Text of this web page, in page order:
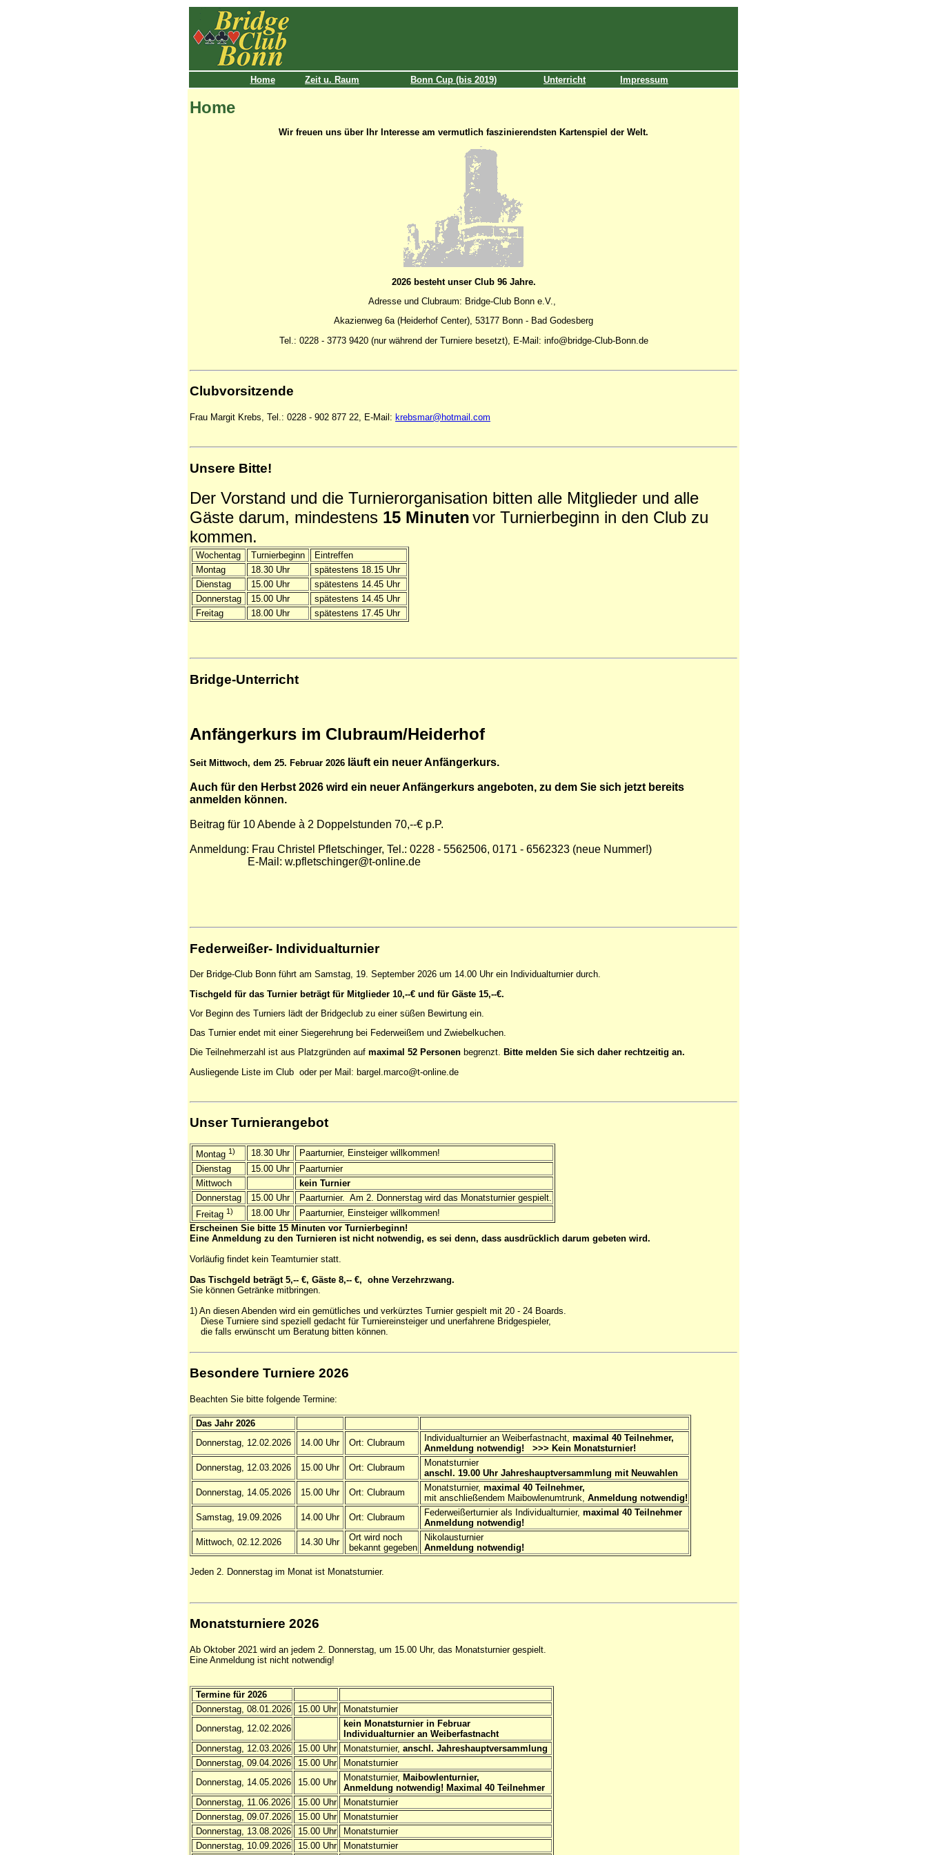
Home Zeit u. Raum Bonn Cup (bis 2019) Unterricht Impressum
Home
Wir freuen uns über Ihr Interesse am vermutlich faszinierendsten Kartenspiel der Welt.
2026 besteht unser Club 96 Jahre.
Adresse und Clubraum: Bridge-Club Bonn e.V.,
Akazienweg 6a (Heiderhof Center), 53177 Bonn - Bad Godesberg
Tel.: 0228 - 3773 9420 (nur während der Turniere besetzt), E-Mail: info@bridge-Club-Bonn.de
Clubvorsitzende
Frau Margit Krebs, Tel.: 0228 - 902 877 22, E-Mail: krebsmar@hotmail.com
Unsere Bitte!
Der Vorstand und die Turnierorganisation bitten alle Mitglieder und alle
Gäste darum, mindestens 15 Minutenvor Turnierbeginn in den Club zu
kommen.
Wochentag Turnierbeginn
Eintreffen
Montag
18.30 Uhr
spätestens 18.15 Uhr
Dienstag
15.00 Uhr
spätestens 14.45 Uhr
Donnerstag
15.00 Uhr
spätestens 14.45 Uhr
Freitag
18.00 Uhr spätestens 17.45 Uhr
Bridge-Unterricht
Anfängerkurs im Clubraum/Heiderhof
Seit Mittwoch, dem 25. Februar 2026 läuft ein neuer Anfängerkurs.
Auch für den Herbst 2026 wird ein neuer Anfängerkurs angeboten, zu dem Sie sich jetzt bereits
anmelden können.
Beitrag für 10 Abende à 2 Doppelstunden 70,--€ p.P.
Anmeldung: Frau Christel Pfletschinger, Tel.: 0228 - 5562506, 0171 - 6562323 (neue Nummer!)
E-Mail: w.pfletschinger@t-online.de
Federweißer- Individualturnier
Der Bridge-Club Bonn führt am Samstag, 19. September 2026 um 14.00 Uhr ein Individualturnier durch.
Tischgeld für das Turnier beträgt für Mitglieder 10,--€ und für Gäste 15,--€.
Vor Beginn des Turniers lädt der Bridgeclub zu einer süßen Bewirtung ein.
Das Turnier endet mit einer Siegerehrung bei Federweißem und Zwiebelkuchen.
Die Teilnehmerzahl ist aus Platzgründen auf maximal 52 Personen begrenzt. Bitte melden Sie sich daher rechtzeitig an.
Ausliegende Liste im Club oder per Mail: bargel.marco@t-online.de
Unser Turnierangebot
Montag 1) 18.30 Uhr
Paarturnier, Einsteiger willkommen!
Dienstag
15.00 Uhr
Paarturnier
Mittwoch
kein Turnier
Donnerstag
15.00 Uhr
Paarturnier. Am 2. Donnerstag wird das Monatsturnier gespielt.
Freitag 1) 18.00 Uhr
Paarturnier, Einsteiger willkommen!
Erscheinen Sie bitte 15 Minuten vor Turnierbeginn!
Eine Anmeldung zu den Turnieren ist nicht notwendig, es sei denn, dass ausdrücklich darum gebeten wird.
Vorläufig findet kein Teamturnier statt.
Das Tischgeld beträgt 5,-- €, Gäste 8,-- €, ohne Verzehrzwang.
Sie können Getränke mitbringen.
1) An diesen Abenden wird ein gemütliches und verkürztes Turnier gespielt mit 20 - 24 Boards.
Diese Turniere sind speziell gedacht für Turniereinsteiger und unerfahrene Bridgespieler,
die falls erwünscht um Beratung bitten können.
Besondere Turniere 2026
Beachten Sie bitte folgende Termine:
Das Jahr 2026
Donnerstag, 12.02.2026
14.00 Uhr Ort: Clubraum Individualturnier an Weiberfastnacht, maximal 40 Teilnehmer,
Anmeldung notwendig! >>> Kein Monatsturnier!
Donnerstag, 12.03.2026
15.00 Uhr Ort: Clubraum
Monatsturnier
anschl. 19.00 Uhr Jahreshauptversammlung mit Neuwahlen
Donnerstag, 14.05.2026
15.00 Uhr Ort: Clubraum Monatsturnier, maximal 40 Teilnehmer,
mit anschließendem Maibowlenumtrunk, Anmeldung notwendig!
Samstag, 19.09.2026
14.00 Uhr Ort: Clubraum Federweißerturnier als Individualturnier, maximal 40 Teilnehmer
Anmeldung notwendig!
Mittwoch, 02.12.2026
14.30 Uhr
Ort wird noch
bekannt gegeben
Nikolausturnier
Anmeldung notwendig!
Jeden 2. Donnerstag im Monat ist Monatsturnier.
Monatsturniere 2026
Ab Oktober 2021 wird an jedem 2. Donnerstag, um 15.00 Uhr, das Monatsturnier gespielt.
Eine Anmeldung ist nicht notwendig!
Termine für 2026
Donnerstag, 08.01.2026
15.00 Uhr
Monatsturnier
Donnerstag, 12.02.2026
kein Monatsturnier in Februar
Individualturnier an Weiberfastnacht
Donnerstag, 12.03.2026
15.00 Uhr Monatsturnier, anschl. Jahreshauptversammlung
Donnerstag, 09.04.2026
15.00 Uhr
Monatsturnier
Donnerstag, 14.05.2026
15.00 Uhr Monatsturnier, Maibowlenturnier,
Anmeldung notwendig! Maximal 40 Teilnehmer
Donnerstag, 11.06.2026
15.00 Uhr
Monatsturnier
Donnerstag, 09.07.2026
15.00 Uhr
Monatsturnier
Donnerstag, 13.08.2026
15.00 Uhr
Monatsturnier
Donnerstag, 10.09.2026
15.00 Uhr Monatsturnier